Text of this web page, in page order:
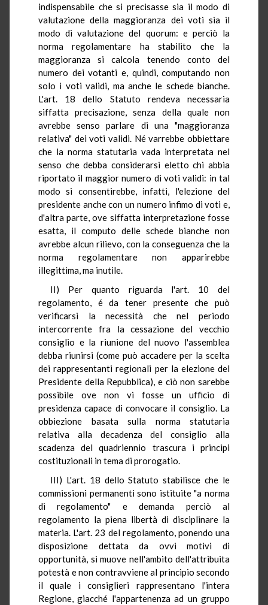
indispensabile che si precisasse sia il modo di
valutazione della maggioranza dei voti sia il
modo di valutazione del quorum: e perciò la
norma regolamentare ha stabilito che la
maggioranza si calcola tenendo conto del
numero dei votanti e, quindi, computando non
solo i voti validi, ma anche le schede bianche.
L'art. 18 dello Statuto rendeva necessaria
siffatta precisazione, senza della quale non
avrebbe senso parlare di una "maggioranza
relativa" dei voti validi. Né varrebbe obbiettare
che la norma statutaria vada interpretata nel
senso che debba considerarsi eletto chi abbia
riportato il maggior numero di voti validi: in tal
modo si consentirebbe, infatti, l'elezione del
presidente anche con un numero infimo di voti e,
d'altra parte, ove siffatta interpretazione fosse
esatta, il computo delle schede bianche non
avrebbe alcun rilievo, con la conseguenza che la
norma regolamentare non apparirebbe
illegittima, ma inutile.
II) Per quanto riguarda l'art. 10 del
regolamento, é da tener presente che può
verificarsi la necessità che nel periodo
intercorrente fra la cessazione del vecchio
consiglio e la riunione del nuovo l'assemblea
debba riunirsi (come può accadere per la scelta
dei rappresentanti regionali per la elezione del
Presidente della Repubblica), e ciò non sarebbe
possibile ove non vi fosse un ufficio di
presidenza capace di convocare il consiglio. La
obbiezione basata sulla norma statutaria
relativa alla decadenza del consiglio alla
scadenza del quadriennio trascura i principi
costituzionali in tema di prorogatio.
III) L'art. 18 dello Statuto stabilisce che le
commissioni permanenti sono istituite "a norma
di regolamento" e demanda perciò al
regolamento la piena libertà di disciplinare la
materia. L'art. 23 del regolamento, ponendo una
disposizione dettata da ovvi motivi di
opportunità, si muove nell'ambito dell'attribuita
potestà e non contravviene al principio secondo
il quale i consiglieri rappresentano l'intera
Regione, giacché l'appartenenza ad un gruppo